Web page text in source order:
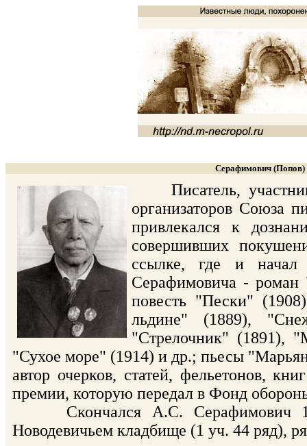
Серафимович (Попов)
Писатель, участник
организаторов Союза
привлекался к
совершивших
ссылке, где и начал
Серафимовича - роман
повесть "Пески"
льдине" (1889),
"Стрелочник" (1891),
"Сухое море" (1914) и др.; пьесы
автор очерков, статей, фельетонов,
премии, которую передал в Фонд
Cкончался А.С. Серафимович 19
Новодевичьем кладбище (1 уч. 44 ряд),